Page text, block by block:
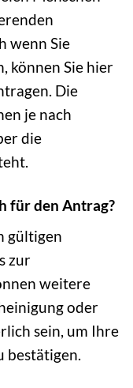
wenn Sie
können Sie hier
Die
je nach
die
für den Antrag?
gültigen
zur
weitere
oder
sein, um Ihre
bestätigen.